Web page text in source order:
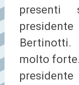
Bertinotti.
molto